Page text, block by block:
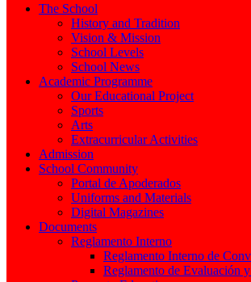
The School
History and Tradition
Vision & Mission
School Levels
School News
Academic Programme
Our Educational Project
Sports
Arts
Extracurricular Activities
Admission
School Community
Portal de Apoderados
Uniforms and Materials
Digital Magazines
Documents
Reglamento Interno
Reglamento Interno de
Reglamento de Evaluación